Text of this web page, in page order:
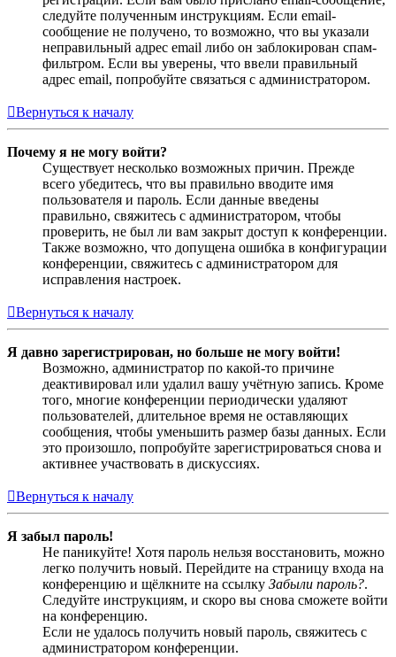
следуйте полученным инструкциям. Если email-
сообщение не получено, то возможно, что вы указали
неправильный адрес email либо он заблокирован спам-
фильтром. Если вы уверены, что ввели правильный
адрес email, попробуйте связаться с администратором.
Вернуться к началу
Почему я не могу войти?
Существует несколько возможных причин. Прежде
всего убедитесь, что вы правильно вводите имя
пользователя и пароль. Если данные введены
правильно, свяжитесь с администратором, чтобы
проверить, не был ли вам закрыт доступ к конференции.
Также возможно, что допущена ошибка в конфигурации
конференции, свяжитесь с администратором для
исправления настроек.
Вернуться к началу
Я давно зарегистрирован, но больше не могу войти!
Возможно, администратор по какой-то причине
деактивировал или удалил вашу учётную запись. Кроме
того, многие конференции периодически удаляют
пользователей, длительное время не оставляющих
сообщения, чтобы уменьшить размер базы данных. Если
это произошло, попробуйте зарегистрироваться снова и
активнее участвовать в дискуссиях.
Вернуться к началу
Я забыл пароль!
Не паникуйте! Хотя пароль нельзя восстановить, можно
легко получить новый. Перейдите на страницу входа на
конференцию и щёлкните на ссылку Забыли пароль?.
Следуйте инструкциям, и скоро вы снова сможете войти
на конференцию.
Если не удалось получить новый пароль, свяжитесь с
администратором конференции.